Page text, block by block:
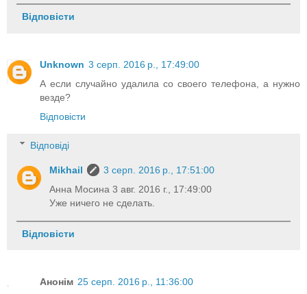
Відповісти
Unknown 3 серп. 2016 р., 17:49:00
А если случайно удалила со своего телефона, а нужно
везде?
Відповісти
Відповіді
Mikhail
3 серп. 2016 р., 17:51:00
Анна Мосина 3 авг. 2016 г., 17:49:00
Уже ничего не сделать.
Відповісти
Анонім 25 серп. 2016 р., 11:36:00